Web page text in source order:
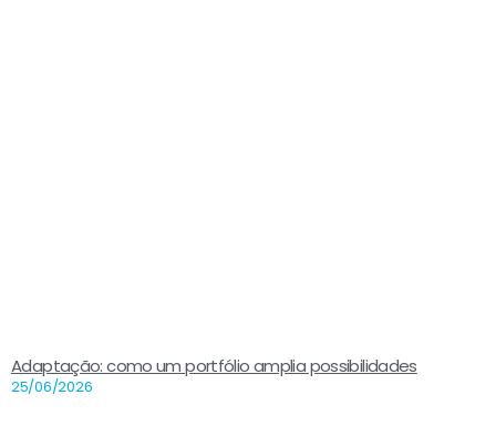
Adaptação: como um portfólio amplia possibilidades
25/06/2026